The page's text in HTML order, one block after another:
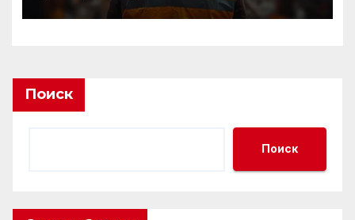
Поиск
Поиск